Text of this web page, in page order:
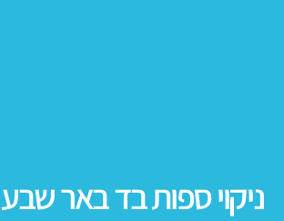
ניקוי ספות בד באר שבע